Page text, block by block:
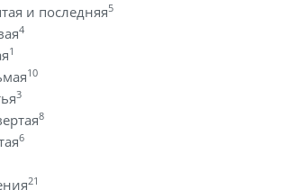
и последняя5
4
1
10
3
8
6
21